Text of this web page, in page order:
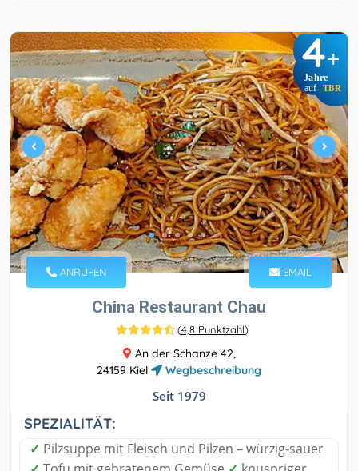
4+
Jahre
auf TBR
ANRUFEN EMAIL
China Restaurant Chau
(4,8 Punktzahl)
An der Schanze 42,
24159 Kiel
Wegbeschreibung
Seit 1979
SPEZIALITÄT:
✓ Pilzsuppe mit Fleisch und Pilzen – würzig-sauer